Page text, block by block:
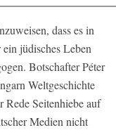
dass es in
jüdisches Leben
Botschafter Péter
Weltgeschichte
Rede Seitenhiebe auf
Medien nicht